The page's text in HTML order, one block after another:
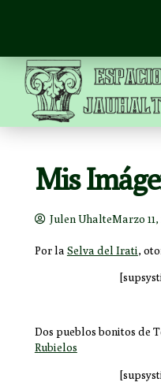
Mis
Julen UhalteMarzo 11,
Por la Selva del Irati,
Dos pueblos bonitos de
Rubielos